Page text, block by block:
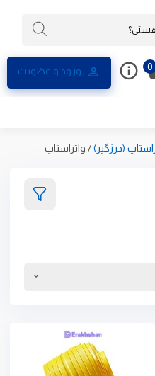
ورود و عضویت 0
(درزگیر)/ واتراستاپ